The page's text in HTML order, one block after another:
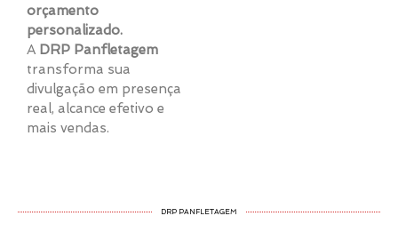
orçamento
personalizado.
A DRP Panfletagem
transforma sua
divulgação em presença
real, alcance efetivo e
mais vendas.
DRP PANFLETAGEM